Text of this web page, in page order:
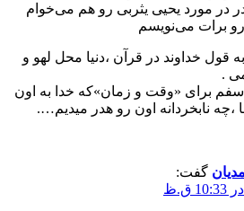
در مورد یحیی یثربی رو هم می‌خوام
رو برات می‌نویسم
قول خداوند در قرآن ،دنیا محل لهو و
.
برای «وقت و زمان»که خدا به اون
،چه نابخردانه اون رو هدر میدیم….
گفت: